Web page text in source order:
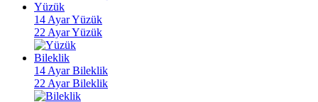
Yüzük
14 Ayar Yüzük
22 Ayar Yüzük
Bileklik
14 Ayar Bileklik
22 Ayar Bileklik